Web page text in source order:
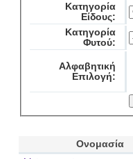
Κατηγορία
Είδους:
Κατηγορία
Φυτού:
Αλφαβητική
Επιλογή:
Ονομασία